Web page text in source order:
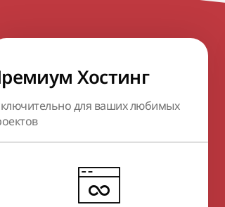
Хостинг
для ваших любимых